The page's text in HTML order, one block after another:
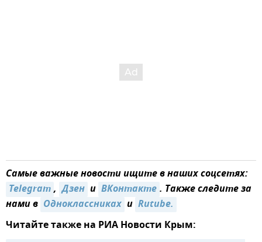
Самые важные новости ищите в наших соцсетях:
Telegram, Дзен и ВКонтакте. Также следите за
нами в Одноклассниках и Rutube.
Читайте также на РИА Новости Крым: